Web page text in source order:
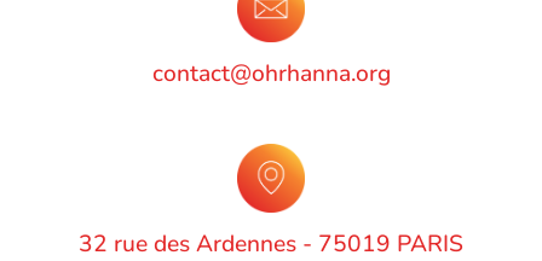
contact@ohrhanna.org
32 rue des Ardennes - 75019 PARIS